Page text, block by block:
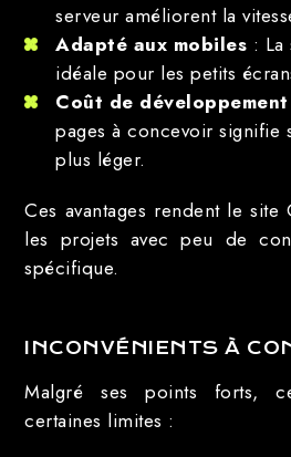
serveur améliorent la
Adapté aux mobiles :
idéale pour les petits
Coût de
pages à concevoir signifie
plus léger.
Ces avantages rendent le
les projets avec peu de
spécifique.
INCONVÉNIENTS À
Malgré ses points forts,
certaines limites :